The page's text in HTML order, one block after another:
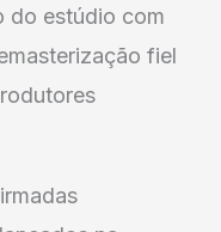
do estúdio com
fiel